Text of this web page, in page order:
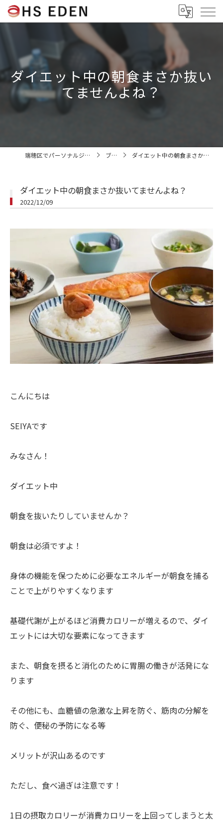
ダイエット中の朝食まさか抜い
てませんよね？
瑞穂区でパーソナルジムならHS EDEN ブログ ダイエット中の朝食まさか抜いてませんよね？
ダイエット中の朝食まさか抜いてませんよね？
2022/12/09
こんにちは
SEIYAです
みなさん！
ダイエット中
朝食を抜いたりしていませんか？
朝食は必須ですよ！
身体の機能を保つために必要なエネルギーが朝食を捕る
ことで上がりやすくなります
基礎代謝が上がるほど消費カロリーが増えるので、ダイ
エットには大切な要素になってきます
また、朝食を摂ると消化のために胃腸の働きが活発にな
ります
その他にも、血糖値の急激な上昇を防ぐ、筋肉の分解を
防ぐ、便秘の予防になる等
メリットが沢山あるのです
ただし、食べ過ぎは注意です！
1日の摂取カロリーが消費カロリーを上回ってしまうと太